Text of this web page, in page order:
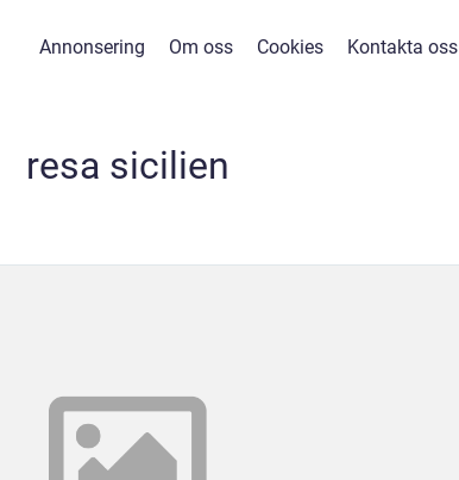
Annonsering Om oss Cookies Kontakta oss
resa sicilien